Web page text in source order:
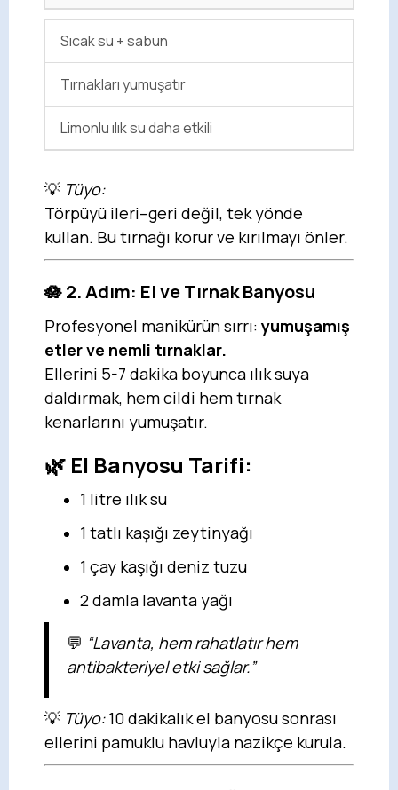
Sıcak su + sabun
Tırnakları yumuşatır
Limonlu ılık su daha etkili
💡 Tüyo:
Törpüyü ileri–geri değil, tek yönde
kullan. Bu tırnağı korur ve kırılmayı önler.
🪷 2. Adım: El ve Tırnak Banyosu
Profesyonel manikürün sırrı: yumuşamış
etler ve nemli tırnaklar.
Ellerini 5-7 dakika boyunca ılık suya
daldırmak, hem cildi hem tırnak
kenarlarını yumuşatır.
🌿 El Banyosu Tarifi:
1 litre ılık su
1 tatlı kaşığı zeytinyağı
1 çay kaşığı deniz tuzu
2 damla lavanta yağı
💬 “Lavanta, hem rahatlatır hem
antibakteriyel etki sağlar.”
💡 Tüyo:10 dakikalık el banyosu sonrası
ellerini pamuklu havluyla nazikçe kurula.